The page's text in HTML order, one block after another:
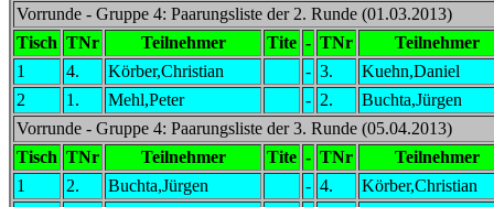
Vorrunde - Gruppe 4: Paarungsliste der 2. Runde (01.03.2013)
Tisch TNr Teilnehmer Tite - TNr
Teilnehmer
1
4. Körber,Christian - 3.
Kuehn,Daniel
2
1. Mehl,Peter - 2.
Buchta,Jürgen
Vorrunde - Gruppe 4: Paarungsliste der 3. Runde (05.04.2013)
Tisch TNr Teilnehmer Tite - TNr
Teilnehmer
1
2. Buchta,Jürgen - 4.
Körber,Christian